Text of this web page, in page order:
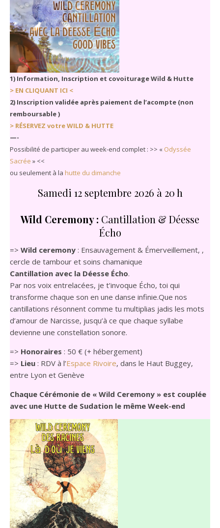
1) Information, Inscription et covoiturage Wild & Hutte
> EN CLIQUANT ICI <
2) Inscription validée après paiement de l’acompte (non
remboursable )
> RÉSERVEZ votre WILD & HUTTE
—-
Possibilité de participer au week-end complet : >> « Odyssée
Sacrée » <<
ou seulement à la hutte du dimanche
Samedi 12 septembre 2026 à 20 h
Wild Ceremony : Cantillation & Déesse
Écho
=> Wild ceremony : Ensauvagement & Émerveillement, ,
cercle de tambour et soins chamanique
Cantillation avec la Déesse Écho.
Par nos voix entrelacées, je t’invoque Écho, toi qui
transforme chaque son en une danse infinie.Que nos
cantillations résonnent comme tu multiplias jadis les mots
d’amour de Narcisse, jusqu’à ce que chaque syllabe
devienne une constellation sonore.
=> Honoraires : 50 € (+ hébergement)
=> Lieu : RDV à l’Espace Rivoire, dans le Haut Buggey,
entre Lyon et Genève
Chaque Cérémonie de « Wild Ceremony » est couplée
avec une Hutte de Sudation le même Week-end